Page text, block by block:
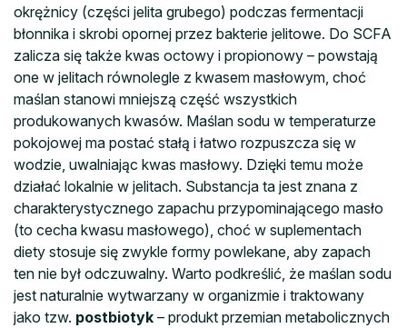
okrężnicy (części jelita grubego) podczas fermentacji
błonnika i skrobi opornej przez bakterie jelitowe. Do SCFA
zalicza się także kwas octowy i propionowy – powstają
one w jelitach równolegle z kwasem masłowym, choć
maślan stanowi mniejszą część wszystkich
produkowanych kwasów. Maślan sodu w temperaturze
pokojowej ma postać stałą i łatwo rozpuszcza się w
wodzie, uwalniając kwas masłowy. Dzięki temu może
działać lokalnie w jelitach. Substancja ta jest znana z
charakterystycznego zapachu przypominającego masło
(to cecha kwasu masłowego), choć w suplementach
diety stosuje się zwykle formy powlekane, aby zapach
ten nie był odczuwalny. Warto podkreślić, że maślan sodu
jest naturalnie wytwarzany w organizmie i traktowany
jako tzw. postbiotyk – produkt przemian metabolicznych